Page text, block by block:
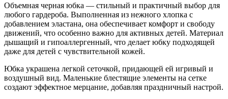
Объемная черная юбка — стильный и практичный выбор для
любого гардероба. Выполненная из нежного хлопка с
добавлением эластана, она обеспечивает комфорт и свободу
движений, что особенно важно для активных детей. Материал
дышащий и гипоаллергенный, что делает юбку подходящей
даже для детей с чувствительной кожей.
Юбка украшена легкой сеточкой, придающей ей игривый и
воздушный вид. Маленькие блестящие элементы на сетке
создают эффектное мерцание, добавляя праздничный настрой.